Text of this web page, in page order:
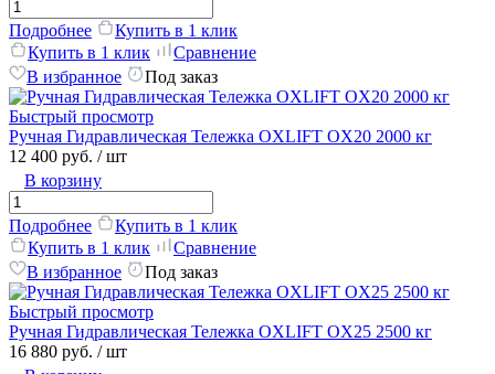
Подробнее
Купить в 1 клик
Купить в 1 клик
Сравнение
В избранное
Под заказ
Быстрый просмотр
Ручная Гидравлическая Тележка OXLIFT OX20 2000 кг
12 400 руб. / шт
В корзину
Подробнее
Купить в 1 клик
Купить в 1 клик
Сравнение
В избранное
Под заказ
Быстрый просмотр
Ручная Гидравлическая Тележка OXLIFT OX25 2500 кг
16 880 руб. / шт